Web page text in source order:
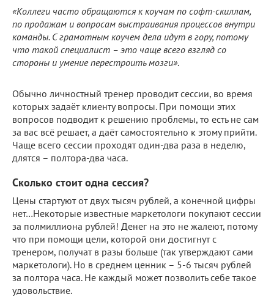
«Коллеги часто обращаются к коучам по софт-скиллам,
по продажам и вопросам выстраивания процессов внутри
команды. С грамотным коучем дела идут в гору, потому
что такой специалист – это чаще всего взгляд со
стороны и умение перестроить мозги».
Обычно личностный тренер проводит сессии, во время
которых задаёт клиенту вопросы. При помощи этих
вопросов подводит к решению проблемы, то есть не сам
за вас всё решает, а даёт самостоятельно к этому прийти.
Чаще всего сессии проходят один-два раза в неделю,
длятся – полтора-два часа.
Сколько стоит одна сессия?
Цены стартуют от двух тысяч рублей, а конечной цифры
нет…Некоторые известные маркетологи покупают сессии
за полмиллиона рублей! Денег на это не жалеют, потому
что при помощи цели, которой они достигнут с
тренером, получат в разы больше (так утверждают сами
маркетологи). Но в среднем ценник – 5-6 тысяч рублей
за полтора часа. Не каждый может позволить себе такое
удовольствие.